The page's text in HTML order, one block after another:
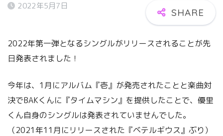
2022年5月7日
2022年第一弾となるシングルがリリースされることが先
日発表されました！
今年は、1月にアルバム『壱』が発売されたことと楽曲対
決でBAKくんに『タイムマシン』を提供したことで、優里
くん自身のシングルは発表されていませんでした。
（2021年11月にリリースされた『ベテルギウス』ぶり）